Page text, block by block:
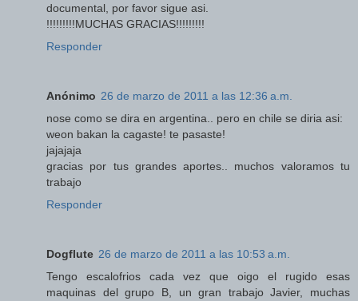
documental, por favor sigue asi.
!!!!!!!!!MUCHAS GRACIAS!!!!!!!!!
Responder
Anónimo 26 de marzo de 2011 a las 12:36 a.m.
nose como se dira en argentina.. pero en chile se diria asi:
weon bakan la cagaste! te pasaste!
jajajaja
gracias por tus grandes aportes.. muchos valoramos tu
trabajo
Responder
Dogflute 26 de marzo de 2011 a las 10:53 a.m.
Tengo escalofrios cada vez que oigo el rugido esas
maquinas del grupo B, un gran trabajo Javier, muchas